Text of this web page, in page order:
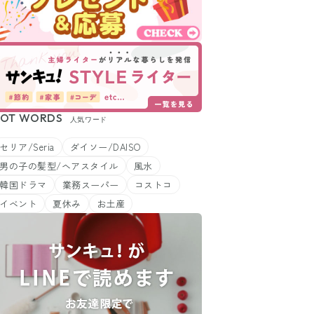
WORDS 人気ワード
セリア/Seria
ダイソー/DAISO
男の子の髪型/ヘアスタイル
風水
韓国ドラマ
業務スーパー
コストコ
イベント
夏休み お土産